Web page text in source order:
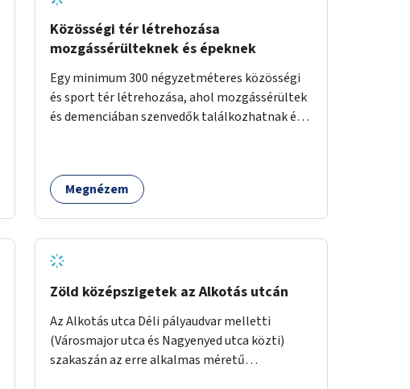
Közösségi tér létrehozása
mozgássérülteknek és épeknek
Egy minimum 300 négyzetméteres közösségi
és sport tér létrehozása, ahol mozgássérültek
és demenciában szenvedők találkozhatnak és
amit a legtöbb mozgásában korlátozott
ember is tud játszani, fontos, hogy a téren
egész legyen zöld és üdítő hangulatú.
Megnézem
Zöld középszigetek az Alkotás utcán
Az Alkotás utca Déli pályaudvar melletti
(Városmajor utca és Nagyenyed utca közti)
szakaszán az erre alkalmas méretű